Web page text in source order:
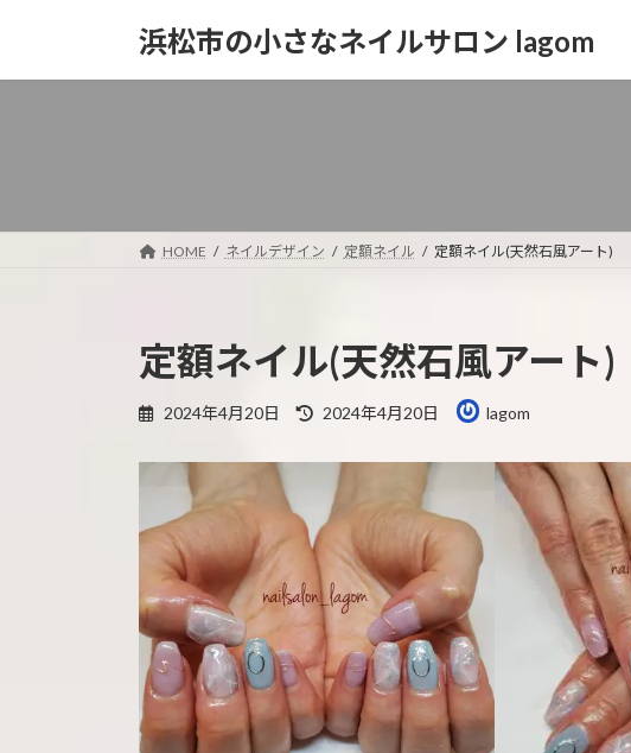
浜松市の小さなネイルサロン lagom
HOME ネイルデザイン 定額ネイル 定額ネイル(天然石風アート)
定額ネイル(天然石風アート)
2024年4月20日
最
新
日
時
2024年4月20日 lagom